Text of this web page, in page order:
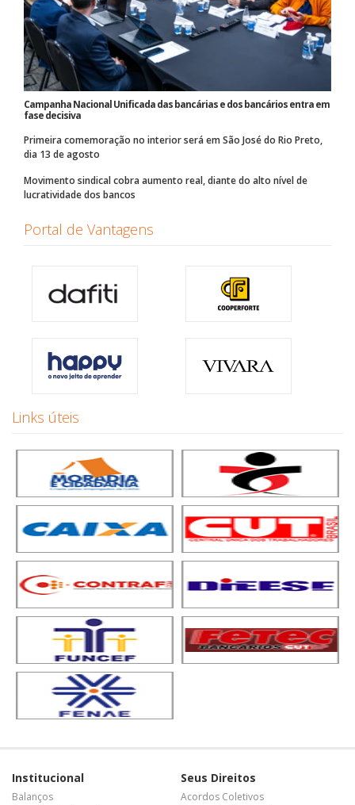
Campanha Nacional Unificada das bancárias e dos bancários entra em
fase decisiva
Primeira comemoração no interior será em São José do Rio Preto,
dia 13 de agosto
Movimento sindical cobra aumento real, diante do alto nível de
lucratividade dos bancos
Portal de Vantagens
Links úteis
Institucional
Balanços
Seus Direitos
Acordos Coletivos